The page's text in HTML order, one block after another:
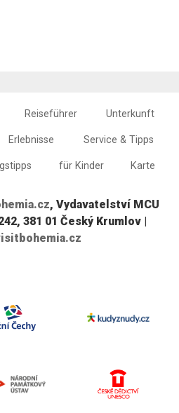
Reiseführer Unterkunft
Erlebnisse Service & Tipps
für Kinder Karte
, Vydavatelství MCU
381 01 Český Krumlov |